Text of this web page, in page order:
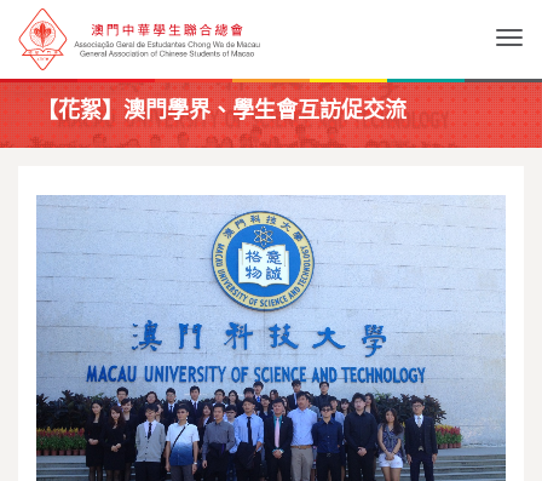
【花絮】澳門學界、學生會互訪促交流